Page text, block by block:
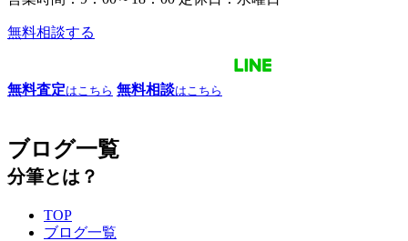
無料相談する
無料査定はこちら 無料相談はこちら
ブログ一覧
分筆とは？
TOP
ブログ一覧